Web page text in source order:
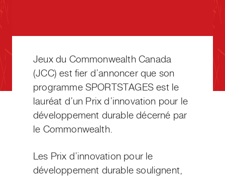
Jeux du Commonwealth Canada
(JCC) est fier d’annoncer que son
programme SPORTSTAGES est le
lauréat d’un Prix d’innovation pour le
développement durable décerné par
le Commonwealth.
Les Prix d’innovation pour le
développement durable soulignent,